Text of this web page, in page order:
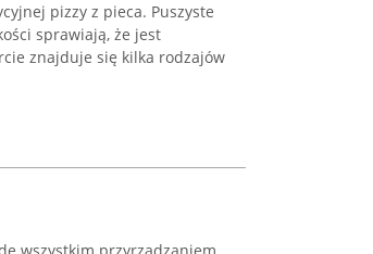
pizzy z pieca. Puszyste
sprawiają, że jest
znajduje się kilka rodzajów